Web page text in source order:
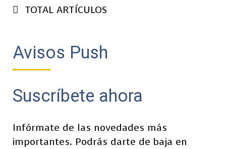
TOTAL ARTÍCULOS
Avisos Push
Suscríbete ahora
Infórmate de las novedades más
importantes. Podrás darte de baja en